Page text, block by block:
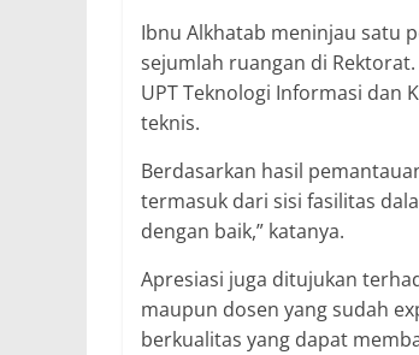
Ibnu Alkhatab meninjau satu
sejumlah ruangan di
UPT Teknologi Informasi dan
teknis.
Berdasarkan hasil
termasuk dari sisi fasilitas
dengan baik,” katanya.
Apresiasi juga ditujukan
maupun dosen yang sudah
berkualitas yang dapat